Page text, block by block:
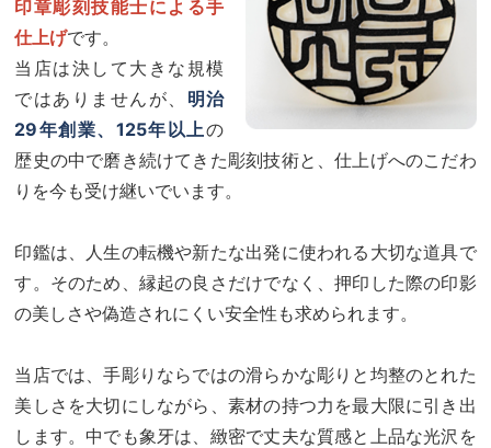
印章彫刻技能士による手
仕上げです。
当店は決して大きな規模
ではありませんが、 明治
29年創業、125年以上の
歴史の中で磨き続けてきた彫刻技術と、仕上げへのこだわ
りを今も受け継いでいます。
印鑑は、人生の転機や新たな出発に使われる大切な道具で
す。そのため、縁起の良さだけでなく、押印した際の印影
の美しさや偽造されにくい安全性も求められます。
当店では、手彫りならではの滑らかな彫りと均整のとれた
美しさを大切にしながら、素材の持つ力を最大限に引き出
します。中でも象牙は、緻密で丈夫な質感と上品な光沢を